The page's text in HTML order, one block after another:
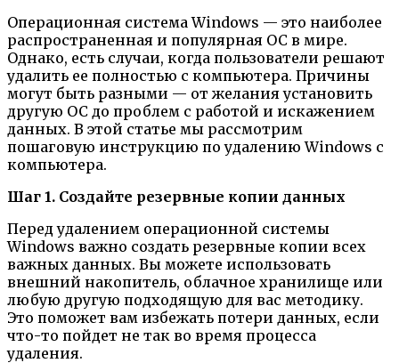
Операционная система Windows — это наиболее
распространенная и популярная ОС в мире.
Однако, есть случаи, когда пользователи решают
удалить ее полностью с компьютера. Причины
могут быть разными — от желания установить
другую ОС до проблем с работой и искажением
данных. В этой статье мы рассмотрим
пошаговую инструкцию по удалению Windows с
компьютера.
Шаг 1. Создайте резервные копии данных
Перед удалением операционной системы
Windows важно создать резервные копии всех
важных данных. Вы можете использовать
внешний накопитель, облачное хранилище или
любую другую подходящую для вас методику.
Это поможет вам избежать потери данных, если
что-то пойдет не так во время процесса
удаления.